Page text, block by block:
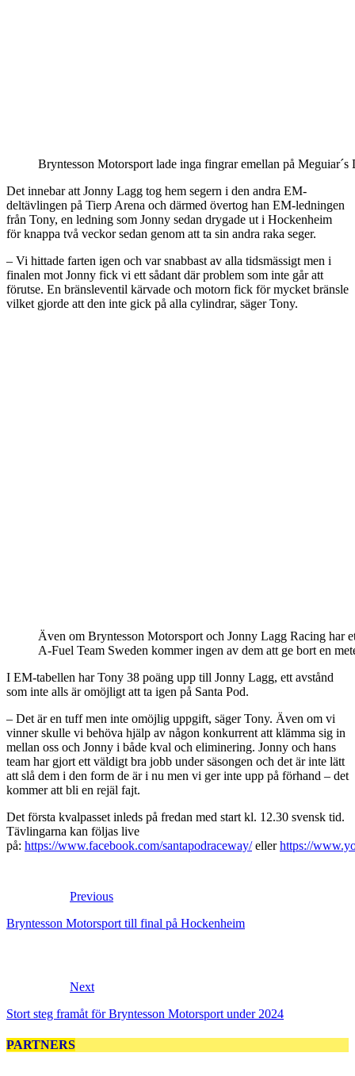
Bryntesson Motorsport lade inga fingrar emellan på Meguiar´s
Det innebar att Jonny Lagg tog hem segern i den andra EM-
deltävlingen på Tierp Arena och därmed övertog han EM-ledningen
från Tony, en ledning som Jonny sedan drygade ut i Hockenheim
för knappa två veckor sedan genom att ta sin andra raka seger.
– Vi hittade farten igen och var snabbast av alla tidsmässigt men i
finalen mot Jonny fick vi ett sådant där problem som inte går att
förutse. En bränsleventil kärvade och motorn fick för mycket bränsle
vilket gjorde att den inte gick på alla cylindrar, säger Tony.
Även om Bryntesson Motorsport och Jonny Lagg Racing har
A-Fuel Team Sweden kommer ingen av dem att ge bort en
I EM-tabellen har Tony 38 poäng upp till Jonny Lagg, ett avstånd
som inte alls är omöjligt att ta igen på Santa Pod.
– Det är en tuff men inte omöjlig uppgift, säger Tony. Även om vi
vinner skulle vi behöva hjälp av någon konkurrent att klämma sig in
mellan oss och Jonny i både kval och eliminering. Jonny och hans
team har gjort ett väldigt bra jobb under säsongen och det är inte lätt
att slå dem i den form de är i nu men vi ger inte upp på förhand – det
kommer att bli en rejäl fajt.
Det första kvalpasset inleds på fredan med start kl. 12.30 svensk tid.
Tävlingarna kan följas live
på: https://www.facebook.com/santapodraceway/ellerhttps://
Previous
Bryntesson Motorsport till final på Hockenheim
Next
Stort steg framåt för Bryntesson Motorsport under 2024
PARTNERS